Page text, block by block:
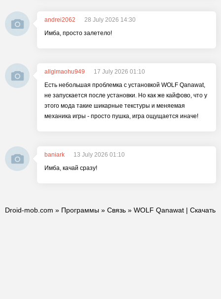
andrei2062
28 July 2026 14:30
Имба, просто залетело!
allglmaohu949
17 July 2026 01:10
Есть небольшая проблемка с установкой WOLF Qanawat,
не запускается после установки. Но как же кайфово, что у
этого мода такие шикарные текстуры и меняемая
механика игры - просто пушка, игра ощущается иначе!
baniark
13 July 2026 01:10
Имба, качай сразу!
Droid-mob.com » Программы » Связь » WOLF Qanawat | Скачать